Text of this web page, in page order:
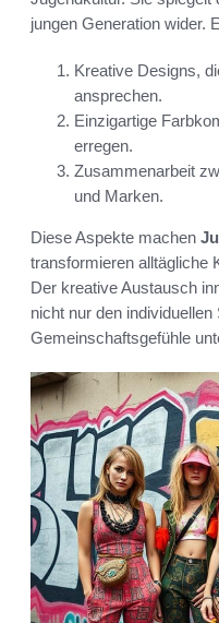
jungen Generation wider.
Kreative Designs,
ansprechen.
Einzigartige
erregen.
Zusammenarbeit
und Marken.
Diese Aspekte machen
transformieren alltägliche
Der kreative Austausch
nicht nur den
Gemeinschaftsgefühle